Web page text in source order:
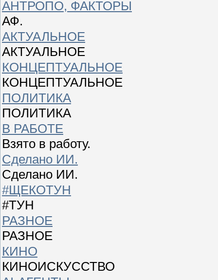
АНТРОПО, ФАКТОРЫ
АФ.
АКТУАЛЬНОЕ
АКТУАЛЬНОЕ
КОНЦЕПТУАЛЬНОЕ
КОНЦЕПТУАЛЬНОЕ
ПОЛИТИКА
ПОЛИТИКА
В РАБОТЕ
Взято в работу.
Сделано ИИ.
Сделано ИИ.
#ЩЕКОТУН
#ТУН
РАЗНОЕ
РАЗНОЕ
КИНО
КИНОИСКУССТВО